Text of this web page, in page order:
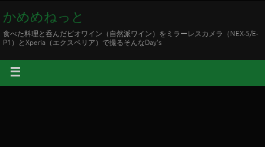
かめめねっと
食べた料理と呑んだビオワイン（自然派ワイン）をミラーレスカメラ（NEX-5/E-
P1）とXperia（エクスペリア）で撮るそんなDay's